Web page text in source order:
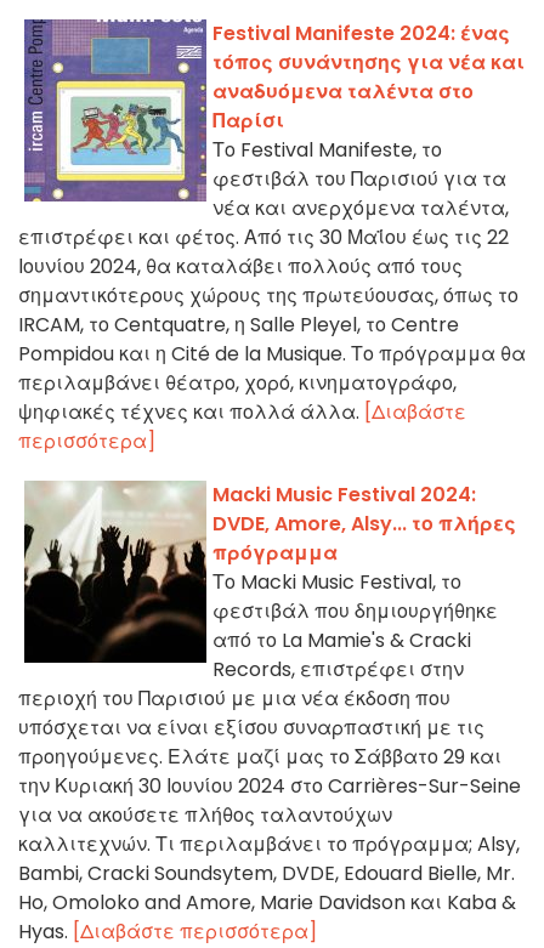
Festival Manifeste 2024: ένας
τόπος συνάντησης για νέα και
αναδυόμενα ταλέντα στο
Παρίσι
Το Festival Manifeste, το
φεστιβάλ του Παρισιού για τα
νέα και ανερχόμενα ταλέντα,
επιστρέφει και φέτος. Από τις 30 Μαΐου έως τις 22
Ιουνίου 2024, θα καταλάβει πολλούς από τους
σημαντικότερους χώρους της πρωτεύουσας, όπως το
IRCAM, το Centquatre, η Salle Pleyel, το Centre
Pompidou και η Cité de la Musique. Το πρόγραμμα θα
περιλαμβάνει θέατρο, χορό, κινηματογράφο,
ψηφιακές τέχνες και πολλά άλλα. [Διαβάστε
περισσότερα]
Macki Music Festival 2024:
DVDE, Amore, Alsy... το πλήρες
πρόγραμμα
Το Macki Music Festival, το
φεστιβάλ που δημιουργήθηκε
από το La Mamie's & Cracki
Records, επιστρέφει στην
περιοχή του Παρισιού με μια νέα έκδοση που
υπόσχεται να είναι εξίσου συναρπαστική με τις
προηγούμενες. Ελάτε μαζί μας το Σάββατο 29 και
την Κυριακή 30 Ιουνίου 2024 στο Carrières-Sur-Seine
για να ακούσετε πλήθος ταλαντούχων
καλλιτεχνών. Τι περιλαμβάνει το πρόγραμμα; Alsy,
Bambi, Cracki Soundsytem, DVDE, Edouard Bielle, Mr.
Ho, Omoloko and Amore, Marie Davidson και Kaba &
Hyas. [Διαβάστε περισσότερα]